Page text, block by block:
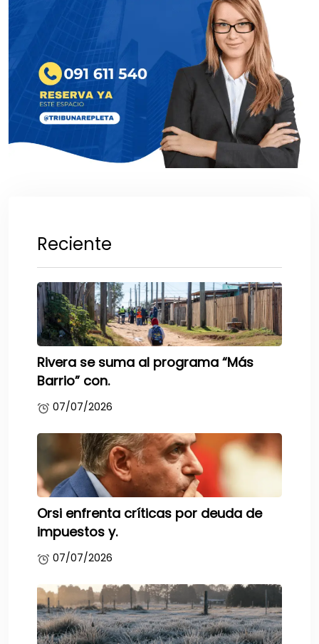
Reciente
Rivera se suma al programa “Más
Barrio” con.
07/07/2026
Orsi enfrenta críticas por deuda de
impuestos y.
07/07/2026